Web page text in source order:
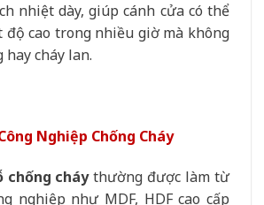
nhiệt dày, giúp cánh cửa có thể
độ cao trong nhiều giờ mà không
hay cháy lan.
Nghiệp Chống Cháy
chống cháythường được làm từ
nghiệp như MDF, HDF cao cấp